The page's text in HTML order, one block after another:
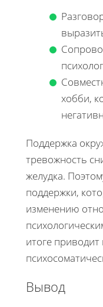
хобби,
Поддержка
тревожность
желудка.
поддержки,
изменению
итоге
Вывод